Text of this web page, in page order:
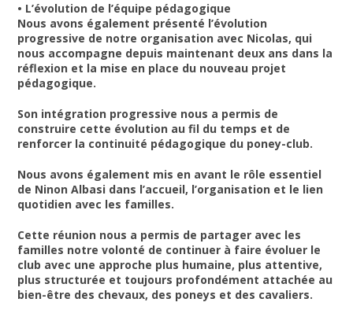
• L’évolution de l’équipe pédagogique
Nous avons également présenté l’évolution
progressive de notre organisation avec Nicolas, qui
nous accompagne depuis maintenant deux ans dans la
réflexion et la mise en place du nouveau projet
pédagogique.
Son intégration progressive nous a permis de
construire cette évolution au fil du temps et de
renforcer la continuité pédagogique du poney-club.
Nous avons également mis en avant le rôle essentiel
de Ninon Albasi dans l’accueil, l’organisation et le lien
quotidien avec les familles.
Cette réunion nous a permis de partager avec les
familles notre volonté de continuer à faire évoluer le
club avec une approche plus humaine, plus attentive,
plus structurée et toujours profondément attachée au
bien-être des chevaux, des poneys et des cavaliers.